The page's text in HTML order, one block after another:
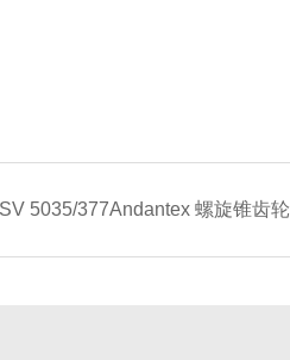
5035/377Andantex 螺旋锥齿轮 硬化合金钢